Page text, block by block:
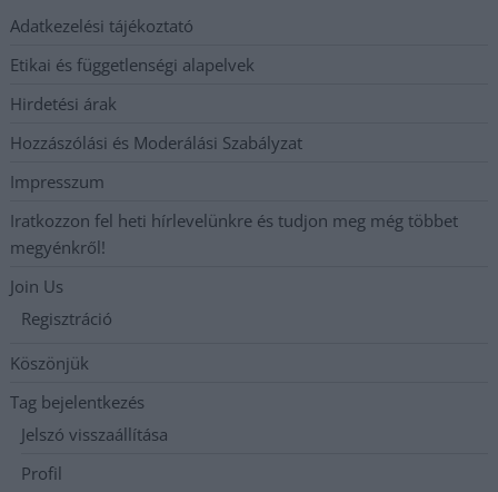
Adatkezelési tájékoztató
Etikai és függetlenségi alapelvek
Hirdetési árak
Hozzászólási és Moderálási Szabályzat
Impresszum
Iratkozzon fel heti hírlevelünkre és tudjon meg még többet
megyénkről!
Join Us
Regisztráció
Köszönjük
Tag bejelentkezés
Jelszó visszaállítása
Profil